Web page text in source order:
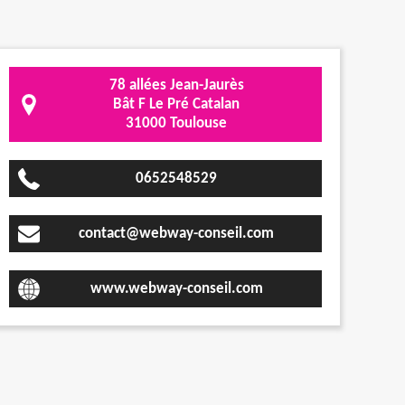
78 allées Jean-Jaurès
Bât F Le Pré Catalan
31000 Toulouse
0652548529
contact@webway-conseil.com
www.webway-conseil.com